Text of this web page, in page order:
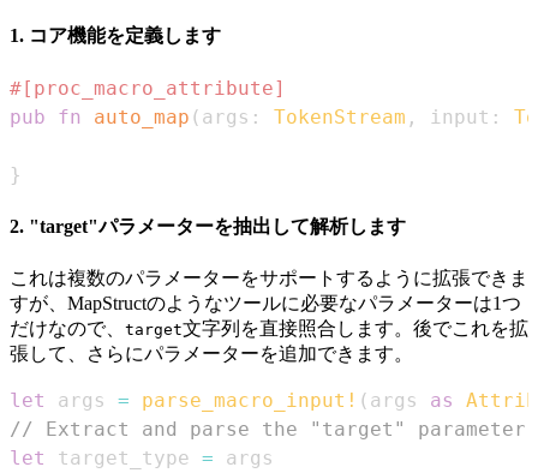
1. コア機能を定義します
#[proc_macro_attribute]
pub
fn auto_map ( args : TokenStream , input :
}
2. "target"パラメーターを抽出して解析します
これは複数のパラメーターをサポートするように拡張できま
すが、MapStructのようなツールに必要なパラメーターは1つ
だけなので、 target文字列を直接照合します。後でこれを拡
張して、さらにパラメーターを追加できます。
let args = parse_macro_input! ( args as
// Extract and parse the "target" parameter
let
target_type =